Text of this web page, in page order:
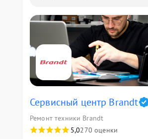
Сервисный центр Brandt
Ремонт техники Brandt
5,0270 оценки